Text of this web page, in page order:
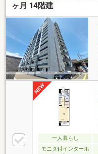
ヶ月 14階建
一人暮らし
モニタ付インターホ